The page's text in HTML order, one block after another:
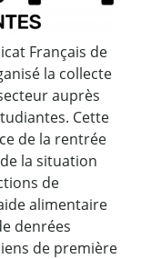
Français de
la collecte
auprès
Cette
de la rentrée
la situation
de
alimentaire
denrées
de première